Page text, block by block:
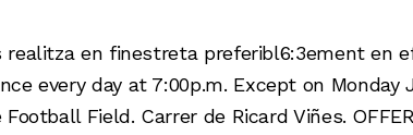
realitza en finestreta preferibl6:3ement en
every day at 7:00p.m. Except on
Field. Carrer de Ricard Viñes.